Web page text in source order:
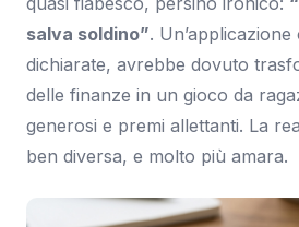
salva soldino”.
dichiarate, avrebbe dovuto
delle finanze in un gioco da
generosi e premi allettanti. La
ben diversa, e molto più amara.